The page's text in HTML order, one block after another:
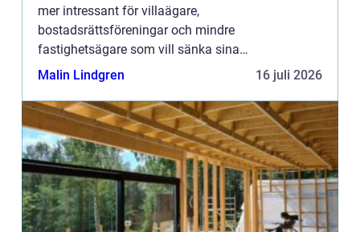
mer intressant för villaägare,
bostadsrättsföreningar och mindre
fastighetsägare som vill sänka sina
energikostnader och samtidigt minska
om hur de ska hant...
Malin Lindgren 16 juli 2026